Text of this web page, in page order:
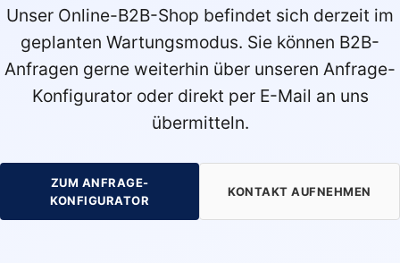
Unser Online-B2B-Shop befindet sich derzeit im
geplanten Wartungsmodus. Sie können B2B-
Anfragen gerne weiterhin über unseren Anfrage-
Konfigurator oder direkt per E-Mail an uns
übermitteln.
ZUM ANFRAGE-
KONFIGURATOR
KONTAKT AUFNEHMEN